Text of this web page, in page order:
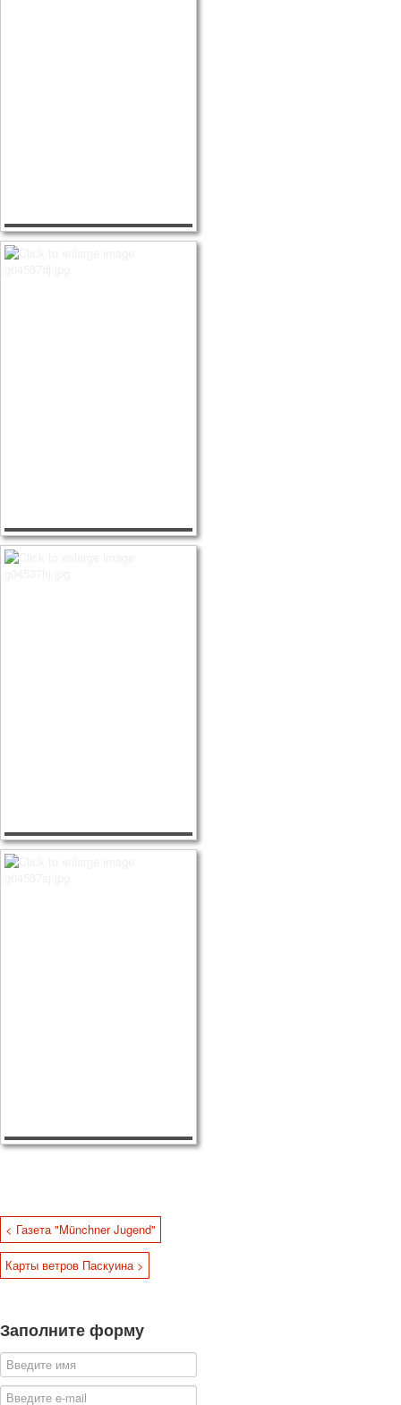
< Газета "Münchner Jugend"
Карты ветров Паскуина >
Заполните форму